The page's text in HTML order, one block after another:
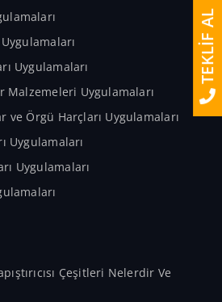
Uygulamaları
Malzemeleri Uygulamaları
ve Örgü Harçları Uygulamaları
Uygulamaları
Uygulamaları
Çeşitleri Nelerdir Ve
TEKLİF AL